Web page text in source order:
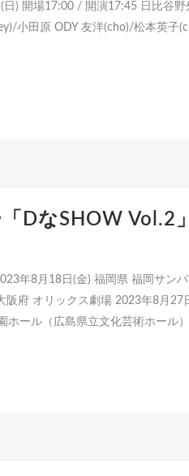
) 開場17:00 / 開演17:45 日比谷野
小田原 ODY 友洋(cho)/松本英子
DなSHOW Vol.2
年8月18日(金) 福岡県 福岡サン
阪府 オリックス劇場 2023年8月
ホール（広島県立文化芸術ホール